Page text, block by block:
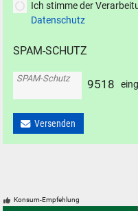
Ich stimme der
Datenschutz
SPAM-SCHUTZ
SPAM-Schutz 951 8
Versenden
Konsum-Empfehlung